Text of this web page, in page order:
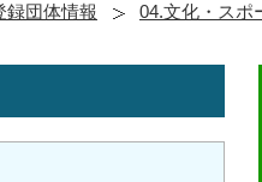
録団体情報
04.文化・スポ